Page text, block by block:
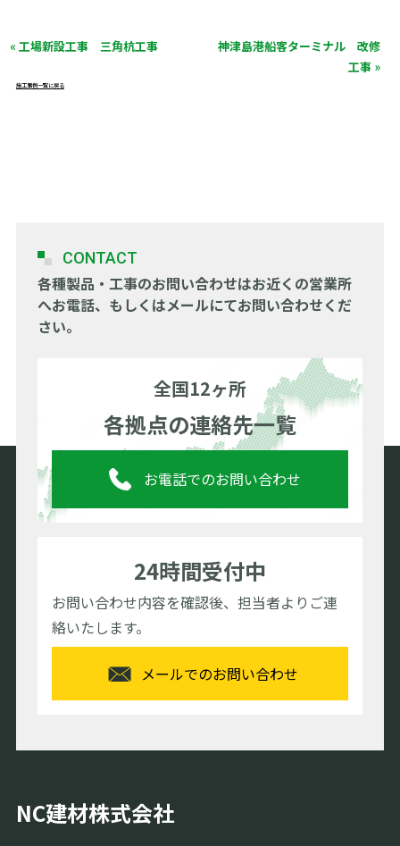
« 工場新設工事 三角杭工事
神津島港船客ターミナル 改修
工事 »
施工事例一覧に戻る
CONTACT
各種製品・工事のお問い合わせはお近くの営業所
へお電話、もしくはメールにてお問い合わせくだ
さい。
全国12ヶ所
各拠点の連絡先一覧
お電話でのお問い合わせ
24時間受付中
お問い合わせ内容を確認後、担当者よりご連
絡いたします。
メールでのお問い合わせ
NC建材株式会社